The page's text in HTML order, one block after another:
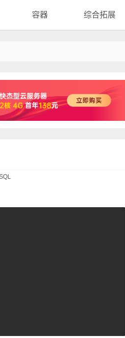
容器 综合拓展